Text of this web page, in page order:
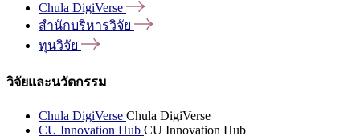
Chula DigiVerse
สำนักบริหารวิจัย
ทุนวิจัย
วิจัยและนวัตกรรม
Chula DigiVerse Chula DigiVerse
CU Innovation Hub CU Innovation Hub